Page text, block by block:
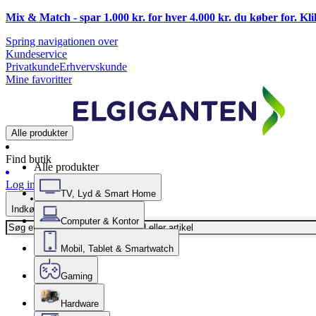
Mix & Match - spar 1.000 kr. for hver 4.000 kr. du køber for.
Spring navigationen over
Kundeservice
PrivatkundeErhvervskunde
Mine favoritter
Alle produkter
Find butik
Log ind
Indkøbskurv
Alle produkter
TV, Lyd & Smart Home
Computer & Kontor
Mobil, Tablet & Smartwatch
Gaming
Hardware